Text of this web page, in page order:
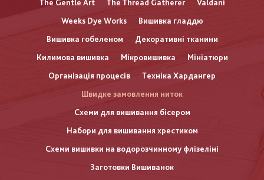
The Gentle Art
The Thread Gatherer
Valdani
Weeks Dye Works
Вишивка гладдю
Вишивка гобеленом
Декоративні тканини
Килимова вишивка
Мікровишивка
Мініатюри
Організація процесів
Техніка Хардангер
Швидке замовлення ниток
Схеми для вишивання бісером
Набори для вишивання хрестиком
Схеми вишивки на водорозчинному флізеліні
Заготовки Вишиванок